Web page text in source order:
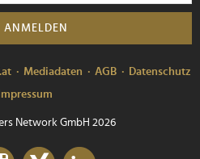
ANMELDEN
Mediadaten AGB
Datenschutz
Impressum
Network GmbH 2026